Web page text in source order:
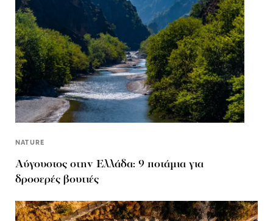
NATURE
Αύγουστος στην Ελλάδα: 9 ποτάμια για
δροσερές βουτιές